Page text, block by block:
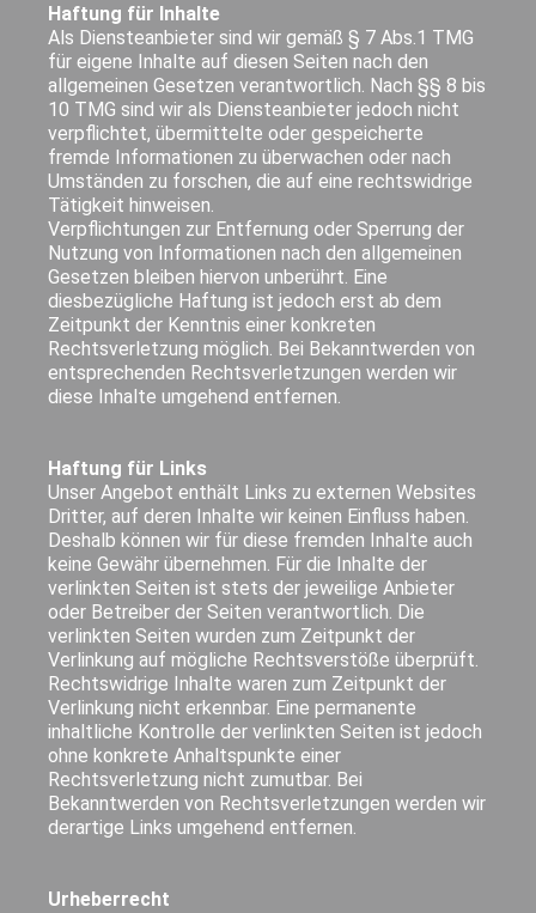
Haftung für Inhalte
Als Diensteanbieter sind wir gemäß § 7 Abs.1 TMG
für eigene Inhalte auf diesen Seiten nach den
allgemeinen Gesetzen verantwortlich. Nach §§ 8 bis
10 TMG sind wir als Diensteanbieter jedoch nicht
verpflichtet, übermittelte oder gespeicherte
fremde Informationen zu überwachen oder nach
Umständen zu forschen, die auf eine rechtswidrige
Tätigkeit hinweisen.
Verpflichtungen zur Entfernung oder Sperrung der
Nutzung von Informationen nach den allgemeinen
Gesetzen bleiben hiervon unberührt. Eine
diesbezügliche Haftung ist jedoch erst ab dem
Zeitpunkt der Kenntnis einer konkreten
Rechtsverletzung möglich. Bei Bekanntwerden von
entsprechenden Rechtsverletzungen werden wir
diese Inhalte umgehend entfernen.
Haftung für Links
Unser Angebot enthält Links zu externen Websites
Dritter, auf deren Inhalte wir keinen Einfluss haben.
Deshalb können wir für diese fremden Inhalte auch
keine Gewähr übernehmen. Für die Inhalte der
verlinkten Seiten ist stets der jeweilige Anbieter
oder Betreiber der Seiten verantwortlich. Die
verlinkten Seiten wurden zum Zeitpunkt der
Verlinkung auf mögliche Rechtsverstöße überprüft.
Rechtswidrige Inhalte waren zum Zeitpunkt der
Verlinkung nicht erkennbar. Eine permanente
inhaltliche Kontrolle der verlinkten Seiten ist jedoch
ohne konkrete Anhaltspunkte einer
Rechtsverletzung nicht zumutbar. Bei
Bekanntwerden von Rechtsverletzungen werden wir
derartige Links umgehend entfernen.
Urheberrecht